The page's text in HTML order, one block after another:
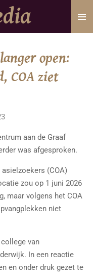
open:
COA ziet
aan de Graaf
was afgesproken.
(COA)
zou op 1 juni 2026
maar volgens het COA
niet
van
In een reactie
en onder druk gezet te